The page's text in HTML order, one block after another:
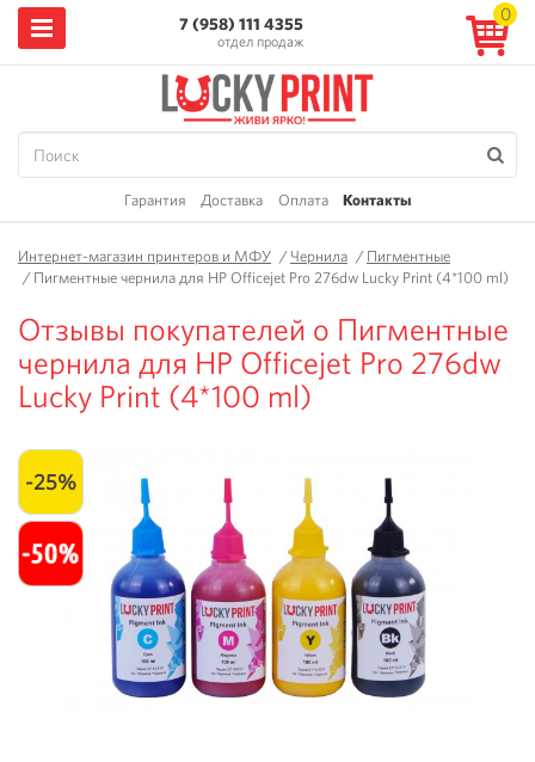
7 (958) 111 4355
отдел продаж
0
Гарантия Доставка Оплата Контакты
Интернет-магазин принтеров и МФУ /Чернила /Пигментные
/Пигментные чернила для HP Officejet Pro 276dw Lucky Print (4*100 ml)
Отзывы покупателей о Пигментные
чернила для HP Officejet Pro 276dw
Lucky Print (4*100 ml)
-25%